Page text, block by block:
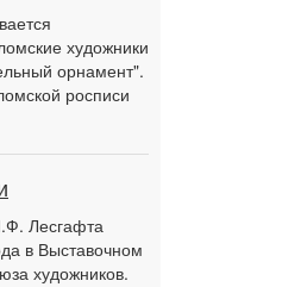
художники
орнамент".
росписи
Лесгафта
в Выставочном
художников.